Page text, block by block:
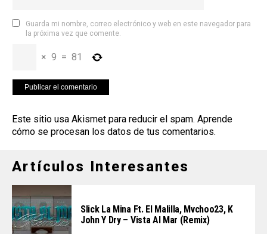
Guarda mi nombre, correo electrónico y web en este navegador para
la próxima vez que comente.
× 9 = 81
Este sitio usa Akismet para reducir el spam. Aprende
cómo se procesan los datos de tus comentarios.
Artículos Interesantes
Slick La Mina Ft. El Malilla, Mvchoo23, K
John Y Dry – Vista Al Mar (Remix)